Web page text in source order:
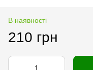
В наявності
210 грн